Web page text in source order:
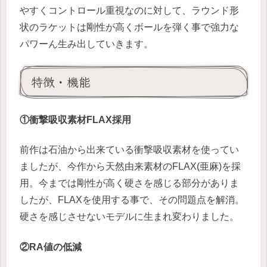
やすくコントロール重視なのに対して、ラウンド形
状のラケットは剛性が高くボールを弾く事で強力な
パワーん生み出していきます。
特徴・機能
①衝撃吸収素材FLAX採用
前作は石油から出来ている衝撃吸収素材を使ってい
ましたが、今作から天然由来素材のFLAX(亜麻)を採
用。今までは剛性が高く硬さを感じる部分がありま
したが、FLAXを使用する事で、その問題点を解消。
硬さを感じさせないモデルに生まれ変わりました。
②RA値の低減